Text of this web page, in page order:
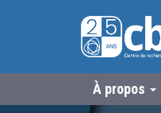
À propos